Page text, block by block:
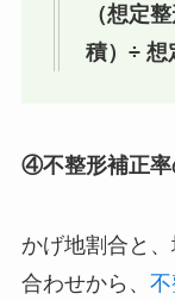
（想定
積）÷ 想
④不整形補正率
かげ地割合と
合わせから、